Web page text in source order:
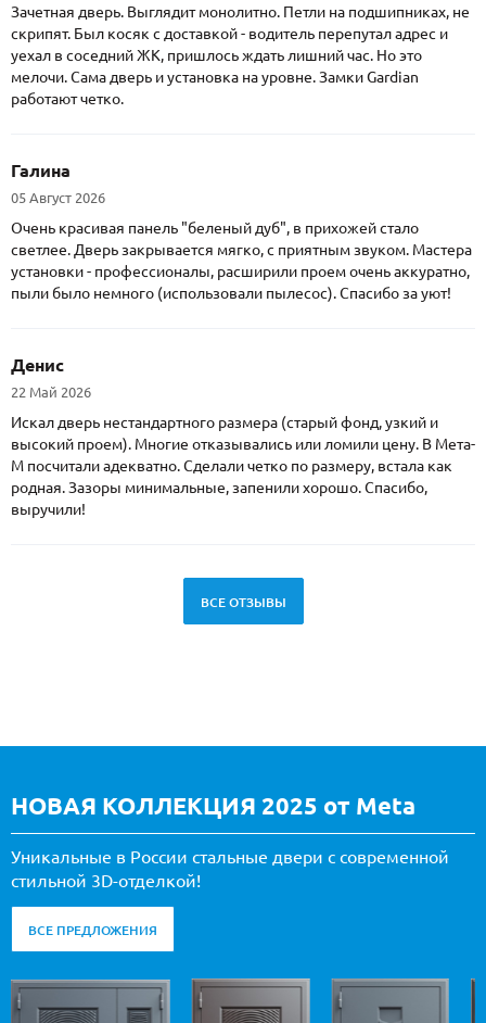
Зачетная дверь. Выглядит монолитно. Петли на подшипниках, не
скрипят. Был косяк с доставкой - водитель перепутал адрес и
уехал в соседний ЖК, пришлось ждать лишний час. Но это
мелочи. Сама дверь и установка на уровне. Замки Gardian
работают четко.
Галина
05 Август 2026
Очень красивая панель "беленый дуб", в прихожей стало
светлее. Дверь закрывается мягко, с приятным звуком. Мастера
установки - профессионалы, расширили проем очень аккуратно,
пыли было немного (использовали пылесос). Спасибо за уют!
Денис
22 Май 2026
Искал дверь нестандартного размера (старый фонд, узкий и
высокий проем). Многие отказывались или ломили цену. В Мета-
М посчитали адекватно. Сделали четко по размеру, встала как
родная. Зазоры минимальные, запенили хорошо. Спасибо,
выручили!
ВСЕ ОТЗЫВЫ
НОВАЯ КОЛЛЕКЦИЯ 2025 от Meta
Уникальные в России стальные двери с современной
стильной 3D-отделкой!
ВСЕ ПРЕДЛОЖЕНИЯ